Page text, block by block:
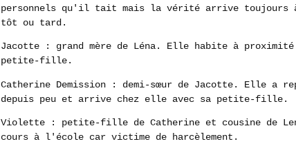
personnels qu'il tait mais la vérité arrive toujours
tôt ou tard.
Jacotte : grand mère de Léna. Elle habite à
petite-fille.
Catherine Demission : demi-sœur de Jacotte. Elle a
depuis peu et arrive chez elle avec sa petite-fille.
Violette : petite-fille de Catherine et cousine de
cours à l'école car victime de harcèlement.